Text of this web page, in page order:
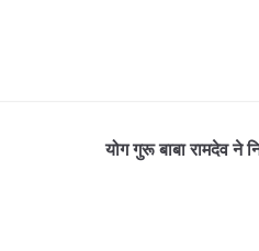
योग गुरू बाबा रामदेव ने